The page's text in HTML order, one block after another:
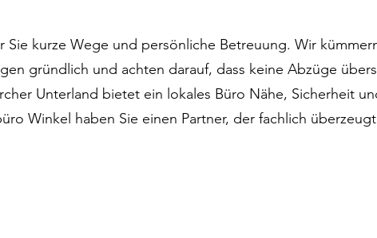
kurze Wege und persönliche Betreuung. Wir
gründlich und achten darauf, dass keine Abzüge
Unterland bietet ein lokales Büro Nähe, Sicherheit
Winkel haben Sie einen Partner, der fachlich